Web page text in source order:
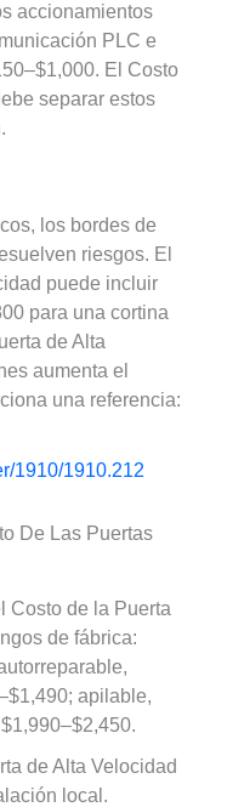
accionamientos
PLC e
El Costo
separar estos
los bordes de
riesgos. El
puede incluir
para una cortina
de Alta
aumenta el
una referencia:
1910/1910.212
De Las Puertas
Costo de la Puerta
de fábrica:
apilable,
de Alta Velocidad
local.